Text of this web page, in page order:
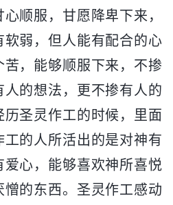
顺服，甘愿降卑下来，
弱，但人能有配合的心
，能够顺服下来，不掺
的想法，更不掺有人的
圣灵作工的时候，里面
的人所活出的是对神有
心，能够喜欢神所喜悦
的东西。圣灵作工感动